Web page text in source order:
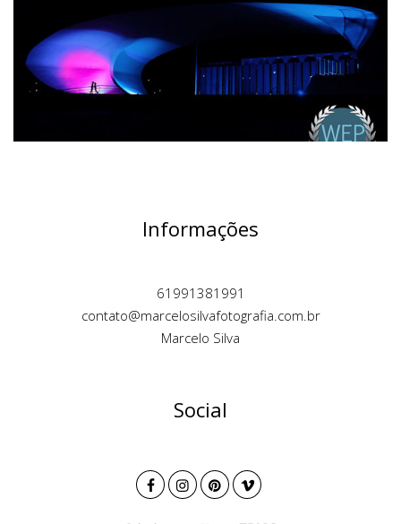
Informações
61991381991
contato@marcelosilvafotografia.com.br
Marcelo Silva
Social